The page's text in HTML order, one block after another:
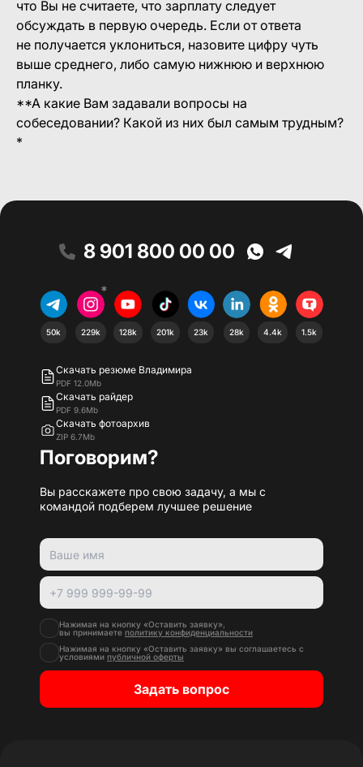
что Вы не считаете, что зарплату следует
обсуждать в первую очередь. Если от ответа
не получается уклониться, назовите цифру чуть
выше среднего, либо самую нижнюю и верхнюю
планку.
**А какие Вам задавали вопросы на
собеседовании? Какой из них был самым трудным?
*
8 901 800 00 00
50k
*
229k 128k 201k 23k 28k 4.4k 1.5k
Скачать резюме Владимира
PDF 12.0Mb
Скачать райдер
PDF 9.6Mb
Скачать фотоархив
ZIP 6.7Mb
Поговорим?
Вы расскажете про свою задачу, а мы с
командой подберем лучшее решение
Нажимая на кнопку «Оставить заявку»,
вы принимаете политику конфиденциальности
Нажимая на кнопку «Оставить заявку» вы соглашаетесь с
условиями публичной оферты
Задать вопрос